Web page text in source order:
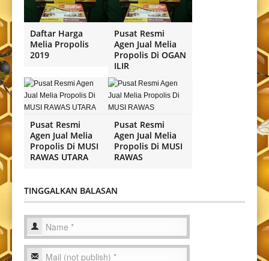
Daftar Harga
Melia Propolis
2019
Pusat Resmi
Agen Jual Melia
Propolis Di OGAN
ILIR
Pusat Resmi
Agen Jual Melia
Propolis Di MUSI
RAWAS UTARA
Pusat Resmi
Agen Jual Melia
Propolis Di MUSI
RAWAS
TINGGALKAN BALASAN